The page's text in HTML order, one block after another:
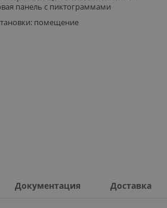
панель с пиктограммами
помещение
Документация Доставка